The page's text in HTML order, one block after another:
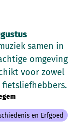
samen in
omgeving
voor zowel
fietsliefhebbers.
en Erfgoed